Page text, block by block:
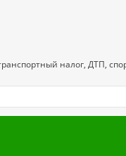
налог, ДТП,